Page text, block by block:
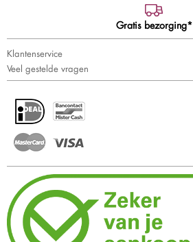
Gratis bezorging*
Klantenservice
Veel gestelde vragen